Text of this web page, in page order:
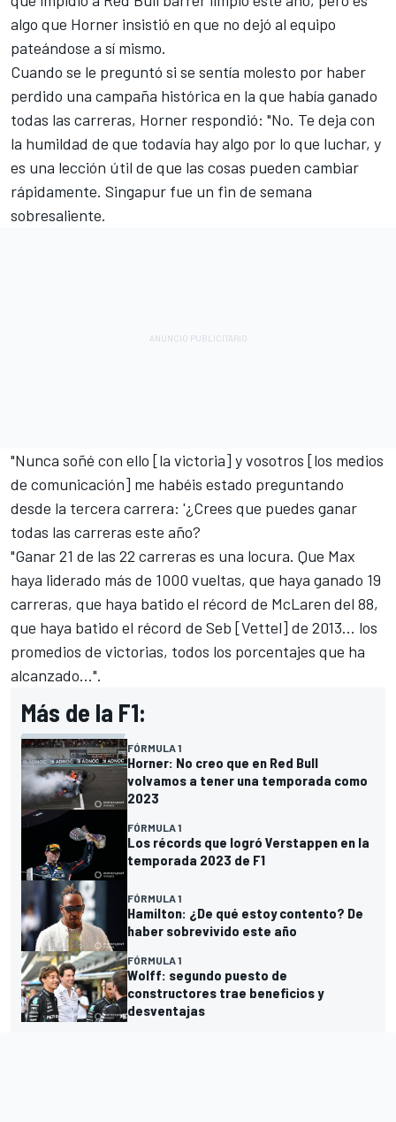
algo que Horner insistió en que no dejó al equipo
pateándose a sí mismo.
Cuando se le preguntó si se sentía molesto por haber
perdido una campaña histórica en la que había ganado
todas las carreras, Horner respondió: "No. Te deja con
la humildad de que todavía hay algo por lo que luchar, y
es una lección útil de que las cosas pueden cambiar
rápidamente. Singapur fue un fin de semana
sobresaliente.
"Nunca soñé con ello [la victoria] y vosotros [los medios
de comunicación] me habéis estado preguntando
desde la tercera carrera: '¿Crees que puedes ganar
todas las carreras este año?
"Ganar 21 de las 22 carreras es una locura. Que Max
haya liderado más de 1000 vueltas, que haya ganado 19
carreras, que haya batido el récord de McLaren del 88,
que haya batido el récord de Seb [Vettel] de 2013... los
promedios de victorias, todos los porcentajes que ha
alcanzado...".
Más de la F1:
FÓRMULA 1
Horner: No creo que en Red Bull
volvamos a tener una temporada como
2023
FÓRMULA 1
Los récords que logró Verstappen en la
temporada 2023 de F1
FÓRMULA 1
Hamilton: ¿De qué estoy contento? De
haber sobrevivido este año
FÓRMULA 1
Wolff: segundo puesto de
constructores trae beneficios y
desventajas